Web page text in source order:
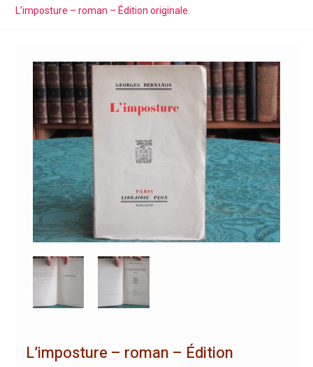
L’imposture – roman – Édition originale.
L’imposture – roman – Édition